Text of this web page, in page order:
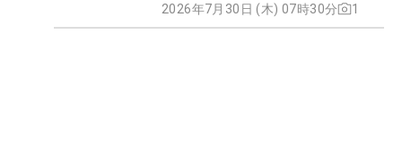
2026年7月30日 (木) 07時30分 1